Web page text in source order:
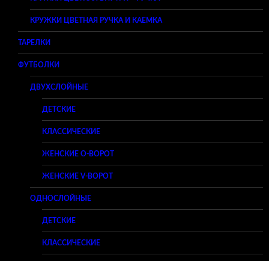
КРУЖКИ ЦВЕТНАЯ РУЧКА И КАЕМКА
ТАРЕЛКИ
ФУТБОЛКИ
ДВУХСЛОЙНЫЕ
ДЕТСКИЕ
КЛАССИЧЕСКИЕ
ЖЕНСКИЕ O-ВОРОТ
ЖЕНСКИЕ V-ВОРОТ
ОДНОСЛОЙНЫЕ
ДЕТСКИЕ
КЛАССИЧЕСКИЕ